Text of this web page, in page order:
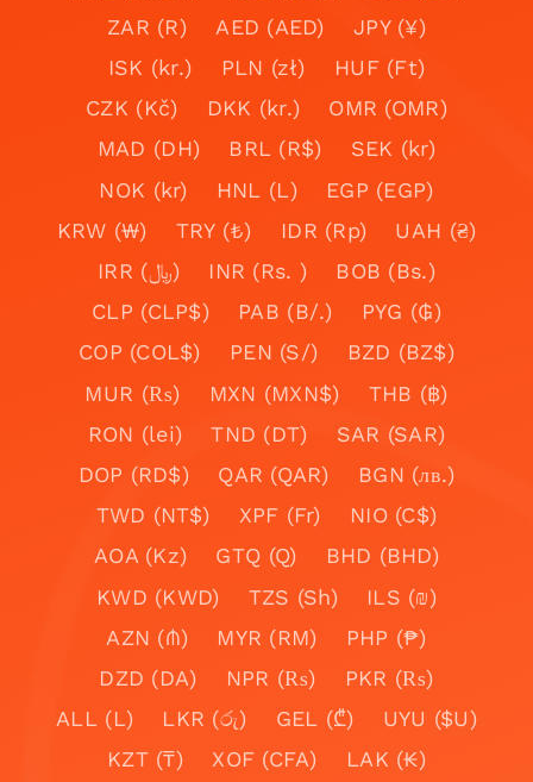
ZAR (R)
AED (AED)
JPY (¥)
ISK (kr.)
PLN (zł)
HUF (Ft)
CZK (Kč)
DKK (kr.)
OMR (OMR)
MAD (DH)
BRL (R$)
SEK (kr)
NOK (kr)
HNL (L)
EGP (EGP)
KRW (₩)
TRY (₺) IDR (Rp)
UAH (₴)
IRR (﷼)
INR (Rs. )
BOB (Bs.)
CLP (CLP$)
PAB (B/.)
PYG (₲)
COP (COL$)
PEN (S/)
BZD (BZ$)
MUR (₨)
MXN (MXN$)
THB (฿)
RON (lei)
TND (DT)
SAR (SAR)
DOP (RD$)
QAR (QAR)
BGN (лв.)
TWD (NT$)
XPF (Fr)
NIO (C$)
AOA (Kz)
GTQ (Q)
BHD (BHD)
KWD (KWD)
TZS (Sh)
ILS (₪)
AZN (₼)
MYR (RM)
PHP (₱)
DZD (DA)
NPR (₨)
PKR (₨)
ALL (L)
LKR (රු) GEL (₾)
UYU ($U)
KZT (₸)
XOF (CFA)
LAK (₭)